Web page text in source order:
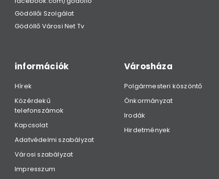
Gödöllői Szolgálat
Gödöllő Városi Net Tv
információk
Hírek
Közérdekű
telefonszámok
Kapcsolat
Adatvédelmi szabályzat
Városi szabályzat
Impresszum
Városháza
Polgármesteri köszöntő
Önkormányzat
Irodák
Hirdetmények